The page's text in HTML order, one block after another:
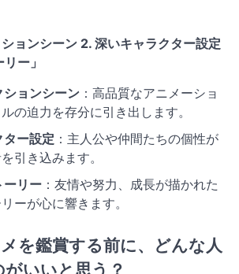
ションシーン 2. 深いキャラクター設定
ー」
ョンシーン ：高品質なアニメーショ
の迫力を存分に引き出します。
ー設定 ：主人公や仲間たちの個性が
引き込みます。
ーリー ：友情や努力、成長が描かれた
ーが心に響きます。
を鑑賞する前に、どんな人
いいと思う？